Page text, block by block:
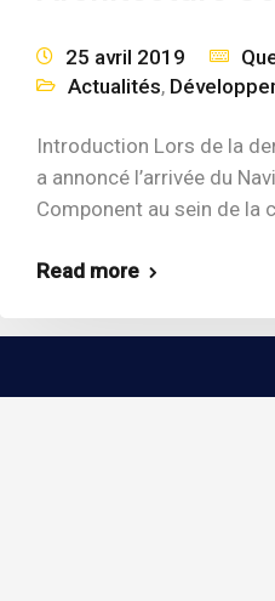
25 avril 2019
Actualités,
Introduction Lors de la
a annoncé l’arrivée du
Component au sein de la
Read more